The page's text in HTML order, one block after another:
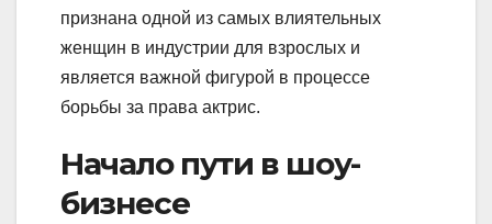
признана одной из самых влиятельных
женщин в индустрии для взрослых и
является важной фигурой в процессе
борьбы за права актрис.
Начало пути в шоу-
бизнесе